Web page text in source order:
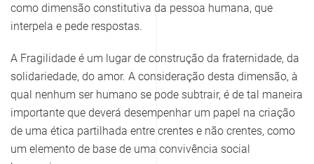
como dimensão constitutiva da pessoa humana, que
interpela e pede respostas.
A Fragilidade é um lugar de construção da fraternidade, da
solidariedade, do amor. A consideração desta dimensão, à
qual nenhum ser humano se pode subtrair, é de tal maneira
importante que deverá desempenhar um papel na criação
de uma ética partilhada entre crentes e não crentes, como
um elemento de base de uma convivência social